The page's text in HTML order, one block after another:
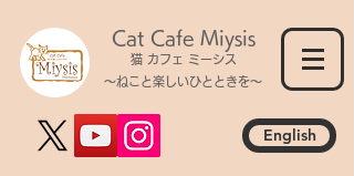
Cat Cafe Miysis
猫 カフェ ミーシス
～ねこと楽しいひとときを～
English